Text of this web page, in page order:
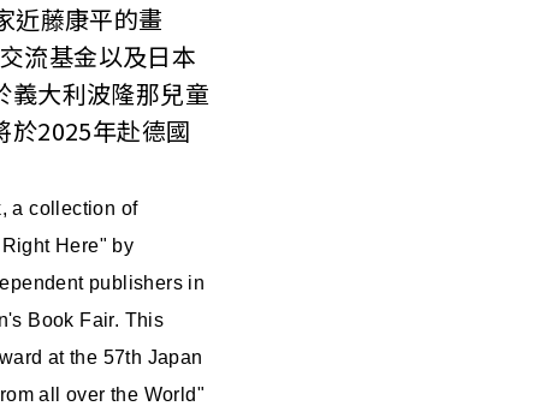
近藤康平的畫
流基金以及日本
義大利波隆那兒童
於2025年赴德國
a collection of
Here" by
publishers in
Book Fair. This
at the 57th Japan
all over the World"